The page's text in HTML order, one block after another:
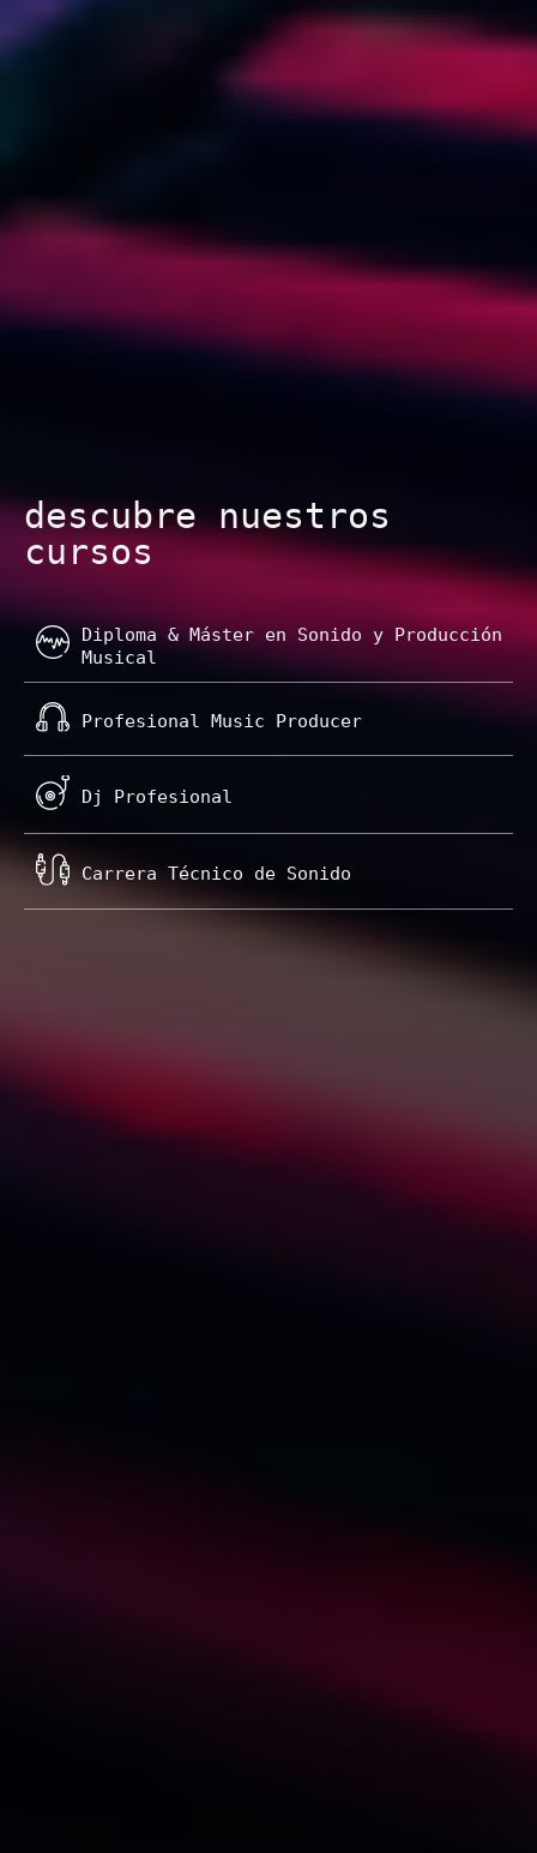
descubre nuestros
cursos
Diploma & Máster en Sonido y Producción
Musical
Profesional Music Producer
Dj Profesional
Carrera Técnico de Sonido